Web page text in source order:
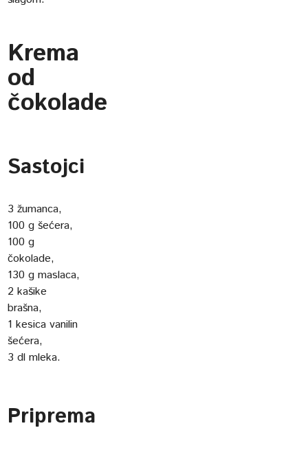
Krema
od
čokolade
Sastojci
3 žumanca,
100 g šećera,
100 g
čokolade,
130 g maslaca,
2 kašike
brašna,
1 kesica vanilin
šećera,
3 dl mleka.
Priprema